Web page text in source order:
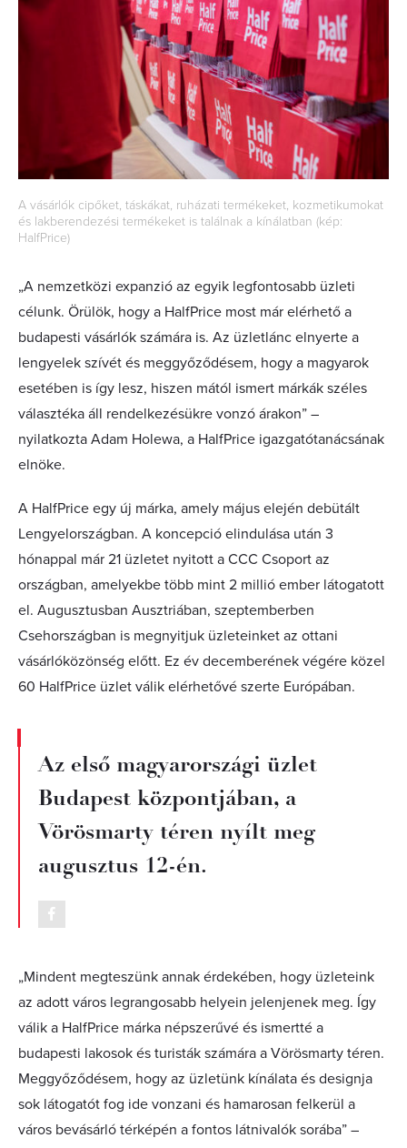
A vásárlók cipőket, táskákat, ruházati termékeket, kozmetikumokat
és lakberendezési termékeket is találnak a kínálatban (kép:
HalfPrice)
„A nemzetközi expanzió az egyik legfontosabb üzleti
célunk. Örülök, hogy a HalfPrice most már elérhető a
budapesti vásárlók számára is. Az üzletlánc elnyerte a
lengyelek szívét és meggyőződésem, hogy a magyarok
esetében is így lesz, hiszen mától ismert márkák széles
választéka áll rendelkezésükre vonzó árakon” –
nyilatkozta Adam Holewa, a HalfPrice igazgatótanácsának
elnöke.
A HalfPrice egy új márka, amely május elején debütált
Lengyelországban. A koncepció elindulása után 3
hónappal már 21 üzletet nyitott a CCC Csoport az
országban, amelyekbe több mint 2 millió ember látogatott
el. Augusztusban Ausztriában, szeptemberben
Csehországban is megnyitjuk üzleteinket az ottani
vásárlóközönség előtt. Ez év decemberének végére közel
60 HalfPrice üzlet válik elérhetővé szerte Európában.
Az első magyarországi üzlet
Budapest központjában, a
Vörösmarty téren nyílt meg
augusztus 12-én.
„Mindent megteszünk annak érdekében, hogy üzleteink
az adott város legrangosabb helyein jelenjenek meg. Így
válik a HalfPrice márka népszerűvé és ismertté a
budapesti lakosok és turisták számára a Vörösmarty téren.
Meggyőződésem, hogy az üzletünk kínálata és designja
sok látogatót fog ide vonzani és hamarosan felkerül a
város bevásárló térképén a fontos látnivalók sorába” –